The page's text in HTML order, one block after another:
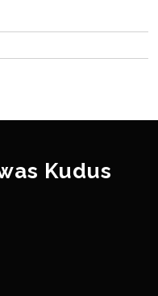
Kudus